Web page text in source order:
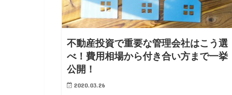
不動産投資で重要な管理会社はこう選
べ！費用相場から付き合い方まで一挙
公開！
2020.03.26